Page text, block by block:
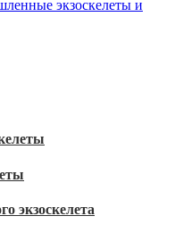
экзоскелета